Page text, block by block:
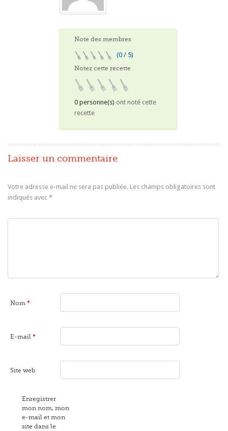
Note des membres
(0 / 5)
Notez cette recette
0 personne(s) ont noté cette
recette
Laisser un commentaire
Votre adresse e-mail ne sera pas publiée. Les champs obligatoires sont
indiqués avec*
Nom*
E-mail*
Site web
Enregistrer
mon nom, mon
e-mail et mon
site dans le